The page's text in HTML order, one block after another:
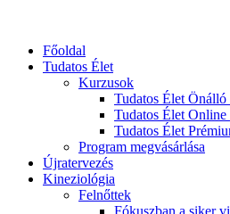
Főoldal
Tudatos Élet
Kurzusok
Tudatos Élet Önálló
Tudatos Élet Online
Tudatos Élet
Program megvásárlása
Újratervezés
Kineziológia
Felnőttek
Fókuszban a siker